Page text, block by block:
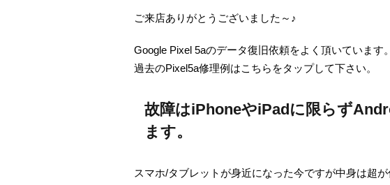
ご来店ありがとうございました～♪
Google Pixel 5aのデータ復旧依頼をよく頂いています。
過去のPixel5a修理例はこちらをタップして下さい。
故障はiPhoneやiPadに限らず
ます。
スマホ/タブレットが身近になった今ですが中身は超が